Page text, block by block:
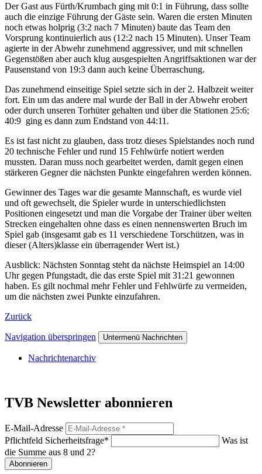
Der Gast aus Fürth/Krumbach ging mit 0:1 in Führung, dass sollte
auch die einzige Führung der Gäste sein. Waren die ersten Minuten
noch etwas holprig (3:2 nach 7 Minuten) baute das Team den
Vorsprung kontinuierlich aus (12:2 nach 15 Minuten). Unser Team
agierte in der Abwehr zunehmend aggressiver, und mit schnellen
Gegenstößen aber auch klug ausgespielten Angriffsaktionen war der
Pausenstand von 19:3 dann auch keine Überraschung.
Das zunehmend einseitige Spiel setzte sich in der 2. Halbzeit weiter
fort. Ein um das andere mal wurde der Ball in der Abwehr erobert
oder durch unseren Torhüter gehalten und über die Stationen 25:6;
40:9 ging es dann zum Endstand von 44:11.
Es ist fast nicht zu glauben, dass trotz dieses Spielstandes noch rund
20 technische Fehler und rund 15 Fehlwürfe notiert werden
mussten. Daran muss noch gearbeitet werden, damit gegen einen
stärkeren Gegner die nächsten Punkte eingefahren werden können.
Gewinner des Tages war die gesamte Mannschaft, es wurde viel
und oft gewechselt, die Spieler wurde in unterschiedlichsten
Positionen eingesetzt und man die Vorgabe der Trainer über weiten
Strecken eingehalten ohne dass es einen nennenswerten Bruch im
Spiel gab (insgesamt gab es 11 verschiedene Torschützen, was in
dieser (Alters)klasse ein überragender Wert ist.)
Ausblick: Nächsten Sonntag steht da nächste Heimspiel an 14:00
Uhr gegen Pfungstadt, die das erste Spiel mit 31:21 gewonnen
haben. Es gilt nochmal mehr Fehler und Fehlwürfe zu vermeiden,
um die nächsten zwei Punkte einzufahren.
Zurück
Navigation überspringen Untermenü Nachrichten
Nachrichtenarchiv
TVB Newsletter abonnieren
E-Mail-Adresse
Pflichtfeld Sicherheitsfrage*
Was ist
die Summe aus 8 und 2?
Abonnieren